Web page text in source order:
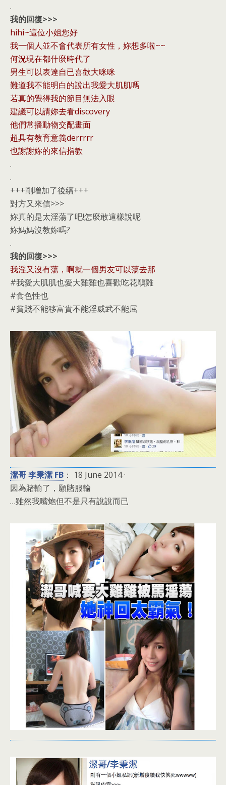
.
我的回復>>>
hihi~這位小姐您好
我一個人並不會代表所有女性，妳想多啦~~
何況現在都什麼時代了
男生可以表達自已喜歡大咪咪
難道我不能明白的說出我愛大肌肌嗎
若真的覺得我的節目無法入眼
建議可以請妳去看discovery
他們常播動物交配畫面
超具有教育意義derrrrr
也謝謝妳的來信指教
.
.
+++剛增加了後續+++
對方又來信>>>
妳真的是太淫蕩了吧!怎麼敢這樣說呢
妳媽媽沒教妳嗎?
.
我的回復>>>
我淫又沒有蕩，啊就一個男友可以蕩去那
#我愛大肌肌也愛大雞雞也喜歡吃花鵰雞
#食色性也
#貧賤不能移富貴不能淫威武不能屈
潔哥 李秉潔 FB ： 18 June 2014 ·
因為賭輸了，願賭服輸
…雖然我嘴炮但不是只有說說而已